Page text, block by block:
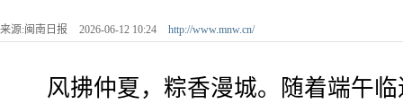
来源:闽南日报 2026-06-12 10:24 http://www.mnw.cn/
风拂仲夏，粽香漫城。随着端午临